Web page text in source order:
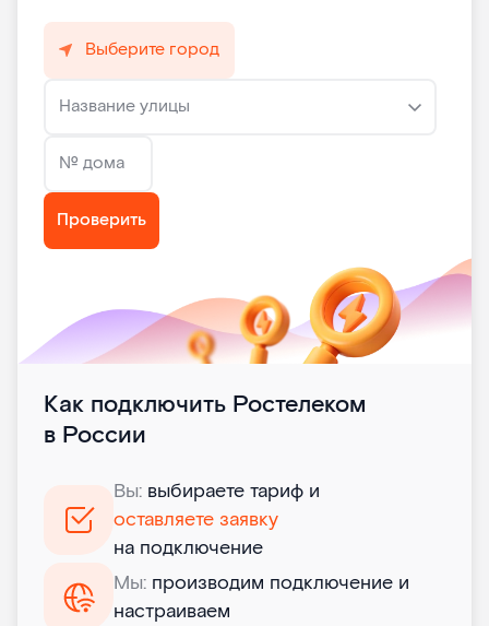
Выберите город
Название улицы
№ дома
Проверить
Как подключить Ростелеком
в России
Вы: выбираете тариф и
оставляете заявку
на подключение
Мы: производим подключение и
настраиваем